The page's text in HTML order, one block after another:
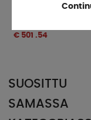
€ 501 .54
SUOSITTU
SAMASSA